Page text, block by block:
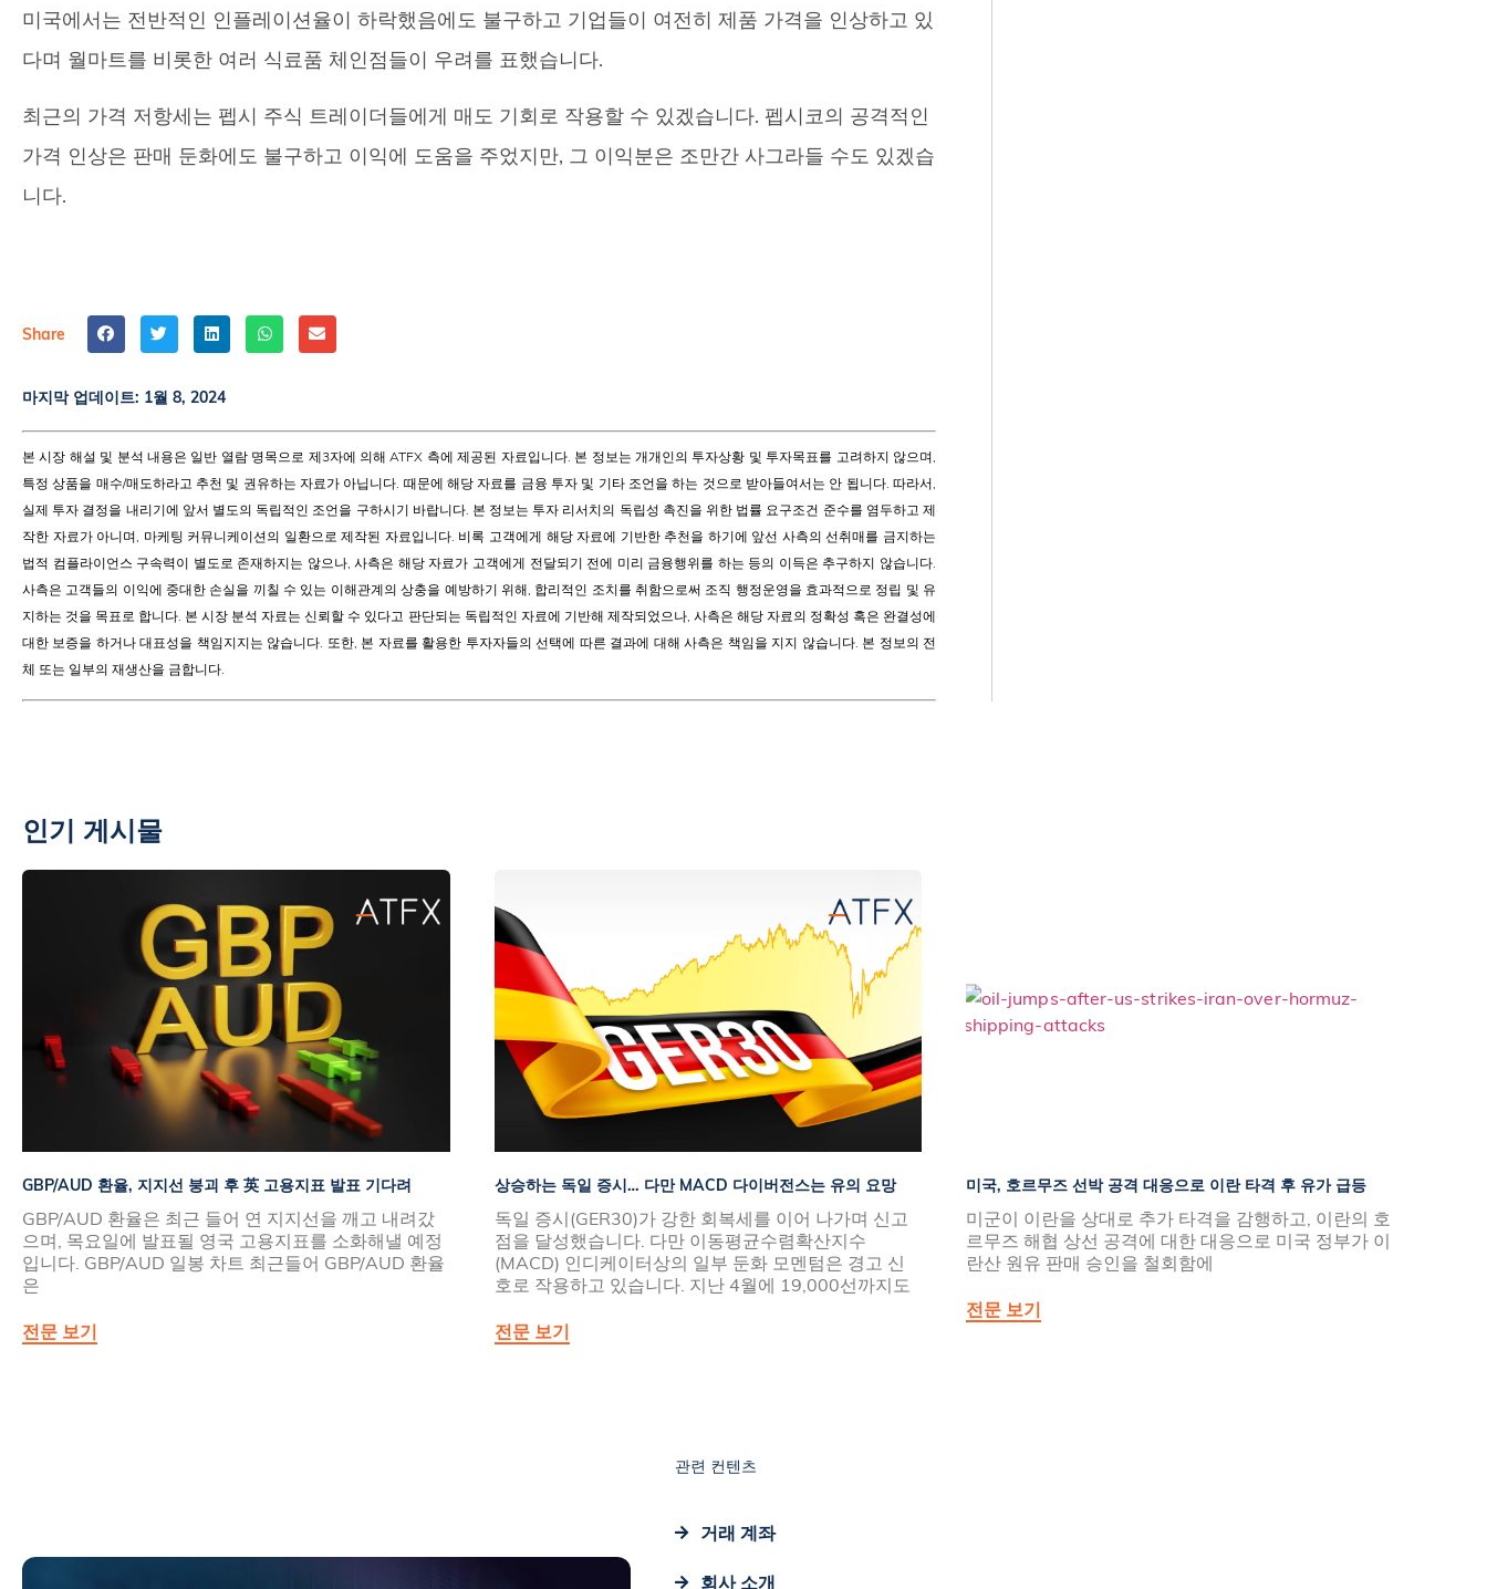
미국에서는 전반적인 인플레이션율이 하락했음에도 불구하고 기업들이 여전히 제품 가격을 인상하고 있
다며 월마트를 비롯한 여러 식료품 체인점들이 우려를 표했습니다.
최근의 가격 저항세는 펩시 주식 트레이더들에게 매도 기회로 작용할 수 있겠습니다. 펩시코의 공격적인
가격 인상은 판매 둔화에도 불구하고 이익에 도움을 주었지만, 그 이익분은 조만간 사그라들 수도 있겠습
니다.
Share
마지막 업데이트: 1월 8, 2024
본 시장 해설 및 분석 내용은 일반 열람 명목으로 제3자에 의해 ATFX 측에 제공된 자료입니다. 본 정보는 개개인의 투자상황 및 투자목표를 고려하지 않으며,
특정 상품을 매수/매도하라고 추천 및 권유하는 자료가 아닙니다. 때문에 해당 자료를 금융 투자 및 기타 조언을 하는 것으로 받아들여서는 안 됩니다. 따라서,
실제 투자 결정을 내리기에 앞서 별도의 독립적인 조언을 구하시기 바랍니다. 본 정보는 투자 리서치의 독립성 촉진을 위한 법률 요구조건 준수를 염두하고 제
작한 자료가 아니며, 마케팅 커뮤니케이션의 일환으로 제작된 자료입니다. 비록 고객에게 해당 자료에 기반한 추천을 하기에 앞선 사측의 선취매를 금지하는
법적 컴플라이언스 구속력이 별도로 존재하지는 않으나, 사측은 해당 자료가 고객에게 전달되기 전에 미리 금융행위를 하는 등의 이득은 추구하지 않습니다.
사측은 고객들의 이익에 중대한 손실을 끼칠 수 있는 이해관계의 상충을 예방하기 위해, 합리적인 조치를 취함으로써 조직 행정운영을 효과적으로 정립 및 유
지하는 것을 목표로 합니다. 본 시장 분석 자료는 신뢰할 수 있다고 판단되는 독립적인 자료에 기반해 제작되었으나, 사측은 해당 자료의 정확성 혹은 완결성에
대한 보증을 하거나 대표성을 책임지지는 않습니다. 또한, 본 자료를 활용한 투자자들의 선택에 따른 결과에 대해 사측은 책임을 지지 않습니다. 본 정보의 전
체 또는 일부의 재생산을 금합니다.
인기 게시물
GBP/AUD 환율, 지지선 붕괴 후 英 고용지표 발표 기다려
GBP/AUD 환율은 최근 들어 연 지지선을 깨고 내려갔
으며, 목요일에 발표될 영국 고용지표를 소화해낼 예정
입니다. GBP/AUD 일봉 차트 최근들어 GBP/AUD 환율
은
전문 보기
상승하는 독일 증시… 다만 MACD 다이버전스는 유의 요망
독일 증시(GER30)가 강한 회복세를 이어 나가며 신고
점을 달성했습니다. 다만 이동평균수렴확산지수
(MACD) 인디케이터상의 일부 둔화 모멘텀은 경고 신
호로 작용하고 있습니다. 지난 4월에 19,000선까지도
전문 보기
미국, 호르무즈 선박 공격 대응으로 이란 타격 후 유가 급등
미군이 이란을 상대로 추가 타격을 감행하고, 이란의 호
르무즈 해협 상선 공격에 대한 대응으로 미국 정부가 이
란산 원유 판매 승인을 철회함에
전문 보기
관련 컨텐츠
거래 계좌
회사 소개